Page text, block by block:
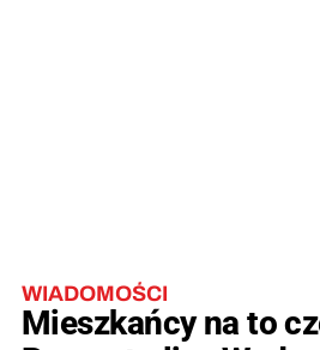
WIADOMOŚCI
Mieszkańcy na to